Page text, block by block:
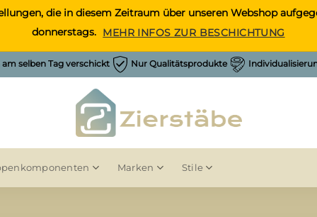
die in diesem Zeitraum über unseren Webshop
donnerstags. MEHR INFOS ZUR BESCHICHTUNG
selben Tag verschickt Nur Qualitätsprodukte
Marken Stile